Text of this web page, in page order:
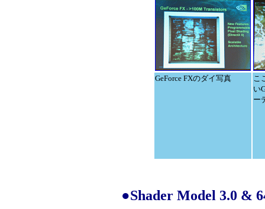
GeForce FXのダイ写真
こ
い
ー
●Shader Model 3.0 &